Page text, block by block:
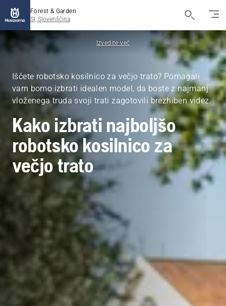
Forest & Garden
SI, Slovenščina
Izvedite več
Iščete robotsko kosilnico za večjo trato? Pomagali
vam bomo izbrati idealen model, da boste z najmanj
vloženega truda svoji trati zagotovili brezhiben videz.
Kako izbrati najboljšo
robotsko kosilnico za
večjo trato